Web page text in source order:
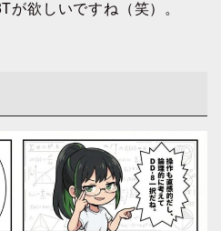
が欲しいですね（笑）。